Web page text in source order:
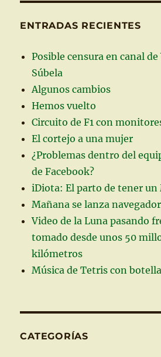
ENTRADAS RECIENTES
Posible censura en canal de
Súbela
Algunos cambios
Hemos vuelto
Circuito de F1 con
El cortejo a una mujer
¿Problemas dentro del
de Facebook?
iDiota: El parto de tener un
Mañana se lanza
Video de la Luna pasando
tomado desde unos 50
kilómetros
Música de Tetris con
CATEGORÍAS